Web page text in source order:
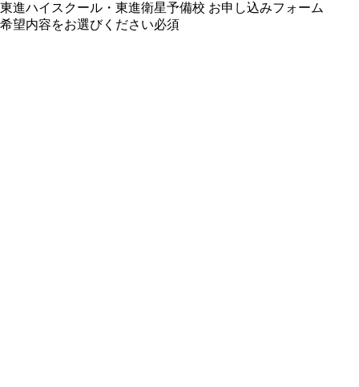
東進ハイスクール・東進衛星予備校 お申し込みフォーム
希望内容をお選びください必須